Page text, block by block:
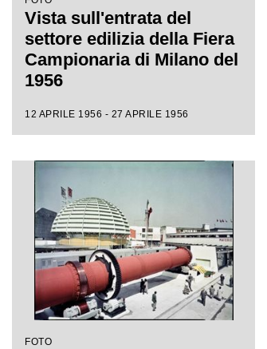
Vista sull'entrata del
settore edilizia della Fiera
Campionaria di Milano del
1956
12 APRILE 1956 - 27 APRILE 1956
FOTO